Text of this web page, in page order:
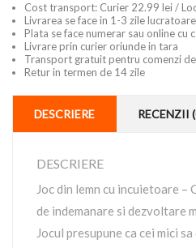
Cost transport: Curier 22.99 lei /
Livrarea se face in 1-3 zile lucratoare
Plata se face numerar sau online cu
Livrare prin curier oriunde in tara
Transport gratuit pentru comenzi
Retur in termen de 14 zile
DESCRIERE RECENZII
DESCRIERE
Joc din lemn cu incuietoare –
de indemanare si dezvoltare
Jocul presupune ca cei mici